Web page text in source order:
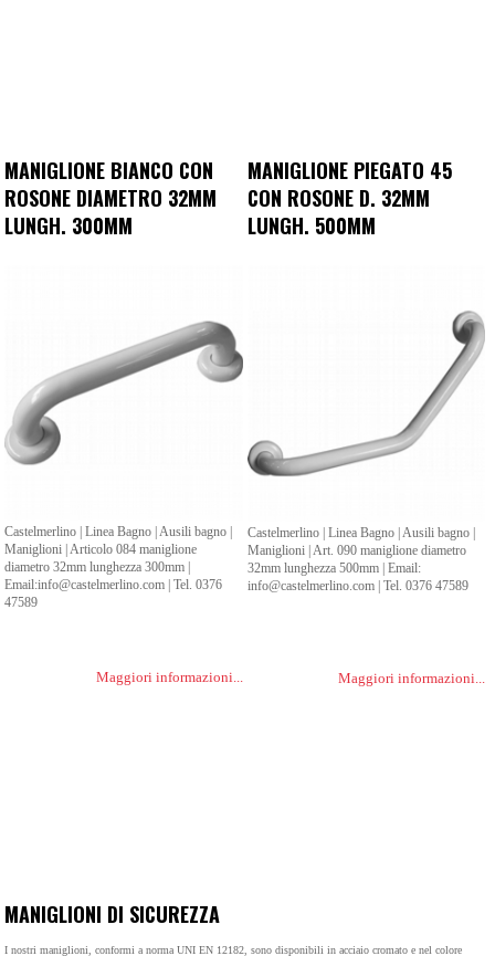
MANIGLIONE BIANCO CON
ROSONE DIAMETRO 32MM
LUNGH. 300MM
Castelmerlino | Linea Bagno | Ausili bagno |
Maniglioni | Articolo 084 maniglione
diametro 32mm lunghezza 300mm |
Email:info@castelmerlino.com | Tel. 0376
47589
Maggiori informazioni...
MANIGLIONE PIEGATO 45
CON ROSONE D. 32MM
LUNGH. 500MM
Castelmerlino | Linea Bagno | Ausili bagno |
Maniglioni | Art. 090 maniglione diametro
32mm lunghezza 500mm | Email:
info@castelmerlino.com | Tel. 0376 47589
Maggiori informazioni...
MANIGLIONI DI SICUREZZA
I nostri maniglioni, conformi a norma UNI EN 12182, sono disponibili in acciaio cromato e nel colore